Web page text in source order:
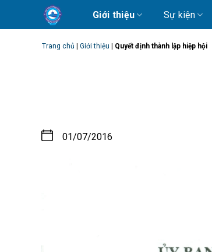
Giới thiệu Sự kiện
Trang chủ Giới thiệu Quyết định thành lập hiệp hội
01/07/2016